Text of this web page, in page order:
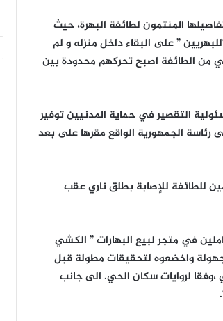
المنتمون لطائفة البهرة، حيث
“للبهريين ” على البقاء داخل منزله و لم
من الطائفة اصبح تحركهم محدودة بين
التقصير في حماية المدنيين توفير
رئاسة الجمهورية الواقع مقرها على بعد
للطائفة للإصابة بطلق ناري عقب
في متجر لبيع البهارات ” الكشي
واخضعوه لتحقيقات مطولة قبل
،وفقا لروايات سكان الحي. الى جانب